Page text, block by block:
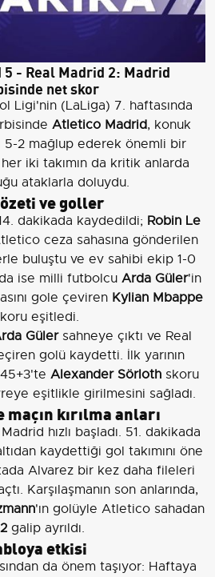
- Real Madrid 2: Madrid
net skor
Ligi'nin (LaLiga) 7. haftasında
Atletico Madrid, konuk
5-2 mağlup ederek önemli bir
iki takımın da kritik anlarda
ataklarla doluydu.
ve goller
dakikada kaydedildi; Robin Le
ceza sahasına gönderilen
buluştu ve ev sahibi ekip 1-0
ise milli futbolcu Arda Güler'in
gole çeviren Kylian Mbappe
eşitledi.
Gülersahneye çıktı ve Real
golü kaydetti. İlk yarının
Alexander Sörloth skoru
eşitlikle girilmesini sağladı.
maçın kırılma anları
hızlı başladı. 51. dakikada
kaydettiği gol takımını öne
Alvarez bir kez daha fileleri
Karşılaşmanın son anlarında,
'ın golüyle Atletico sahadan
galip ayrıldı.
etkisi
da önem taşıyor: Haftaya